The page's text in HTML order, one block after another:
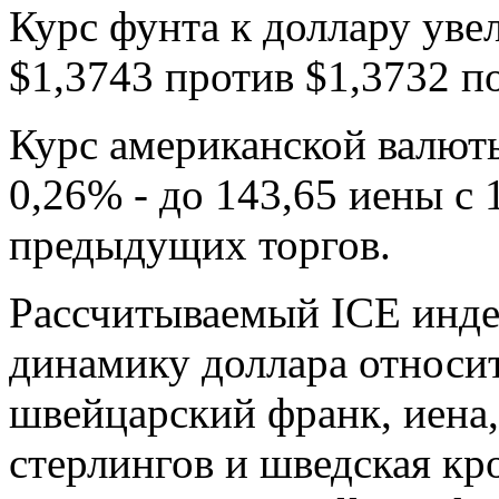
Курс фунта к доллару
$1,3743 против $1,3732
Курс американской
0,26% - до 143,65 иены с
предыдущих торгов.
Рассчитываемый ICE
динамику доллара
швейцарский франк,
стерлингов и шведская